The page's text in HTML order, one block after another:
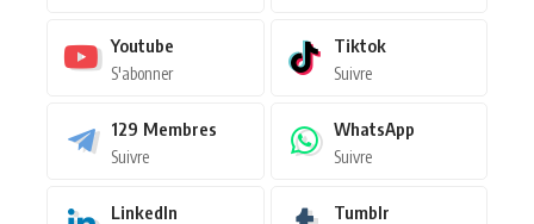
Youtube
S'abonner
Tiktok
Suivre
129 Membres
Suivre
WhatsApp
Suivre
LinkedIn Tumblr